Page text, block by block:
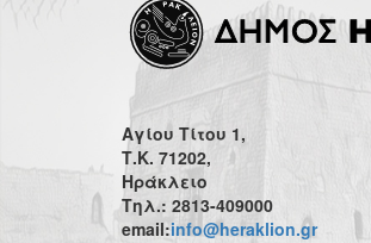
Αγίου Τίτου 1,
Τ.Κ. 71202,
Ηράκλειο
Τηλ.: 2813-409000
email:info@heraklion.gr